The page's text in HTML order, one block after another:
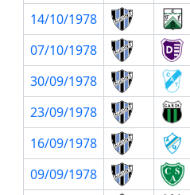
14/10/1978
07/10/1978
30/09/1978
23/09/1978
16/09/1978
09/09/1978